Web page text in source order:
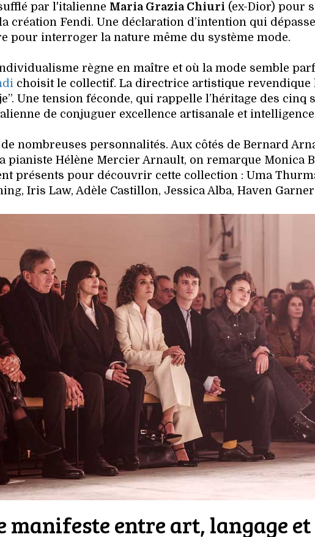
par l'italienne Maria Grazia Chiuri (ex-Dior) pour
création Fendi. Une déclaration d’intention qui
pour interroger la nature même du système mode.
règne en maître et où la mode semble
choisit le collectif. La directrice artistique revendique
Une tension féconde, qui rappelle l’héritage des
de conjuguer excellence artisanale et
nombreuses personnalités. Aux côtés de Bernard
pianiste Hélène Mercier Arnault, on remarque Monica
présents pour découvrir cette collection : Uma
Iris Law, Adèle Castillon, Jessica Alba, Haven
manifeste entre art, langage